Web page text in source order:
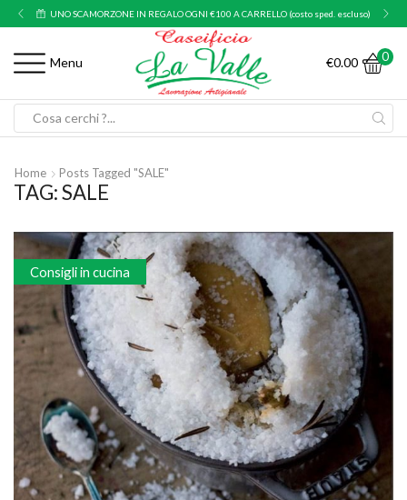
UNO SCAMORZONE IN REGALO OGNI €100 A CARRELLO (costo sped. escluso)
Menu €0.00 0
Home Posts Tagged "SALE"
TAG: SALE
Consigli in cucina